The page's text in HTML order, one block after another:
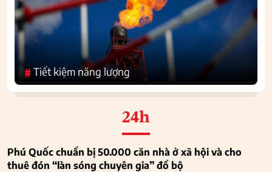
#Tiết kiệm năng lượng
24h
Phú Quốc chuẩn bị 50.000 căn nhà ở xã hội và cho
thuê đón “làn sóng chuyên gia” đổ bộ